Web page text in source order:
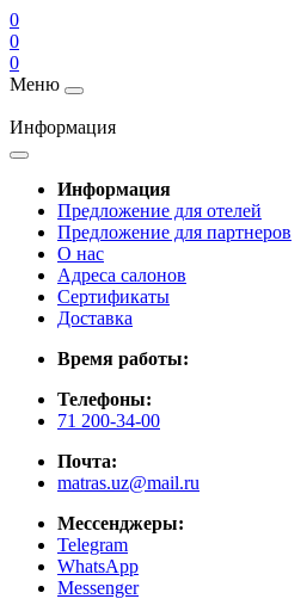
0
0
0
Меню
Информация
Информация
Предложение для отелей
Предложение для партнеров
О нас
Адреса салонов
Сертификаты
Доставка
Время работы:
Телефоны:
71 200-34-00
Почта:
matras.uz@mail.ru
Мессенджеры:
Telegram
WhatsApp
Messenger